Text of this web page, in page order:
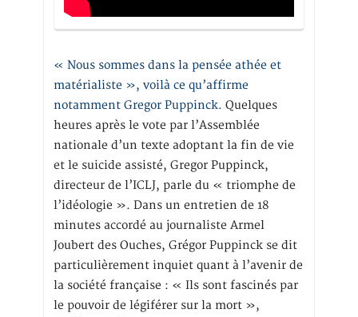
« Nous sommes dans la pensée athée et
matérialiste », voilà ce qu’affirme
notamment Gregor Puppinck. Quelques
heures après le vote par l’Assemblée
nationale d’un texte adoptant la fin de vie
et le suicide assisté, Gregor Puppinck,
directeur de l’ICLJ, parle du « triomphe de
l’idéologie ». Dans un entretien de 18
minutes accordé au journaliste Armel
Joubert des Ouches, Grégor Puppinck se dit
particulièrement inquiet quant à l’avenir de
la société française : « Ils sont fascinés par
le pouvoir de légiférer sur la mort »,